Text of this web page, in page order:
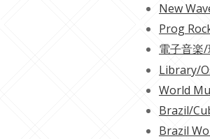
New
Prog
電子音楽
Library/
World
Brazil/
Brazil